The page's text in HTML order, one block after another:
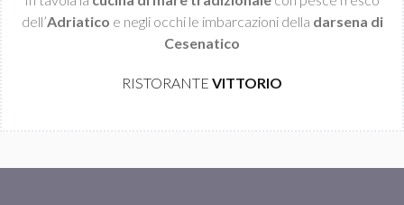
dell’Adriatico e negli occhi le imbarcazioni della darsena di
Cesenatico
RISTORANTE VITTORIO